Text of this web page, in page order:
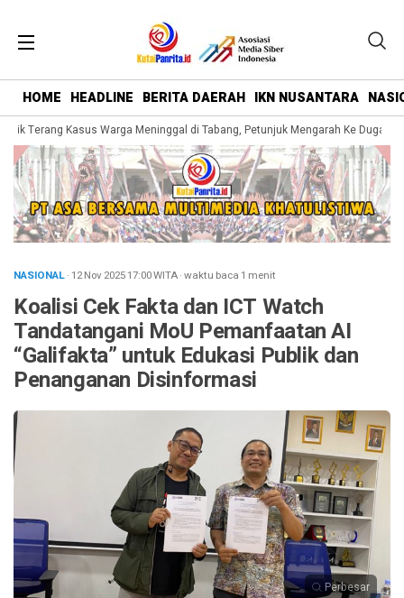
HOME HEADLINE BERITA DAERAH IKN NUSANTARA
Terang Kasus Warga Meninggal di Tabang, Petunjuk Mengarah Ke Dugaan
NASIONAL· 12 Nov 202517:00WITA·waktu baca 1 menit
Koalisi Cek Fakta dan ICT Watch
Tandatangani MoU Pemanfaatan AI
“Galifakta” untuk Edukasi Publik dan
Penanganan Disinformasi
Perbesar